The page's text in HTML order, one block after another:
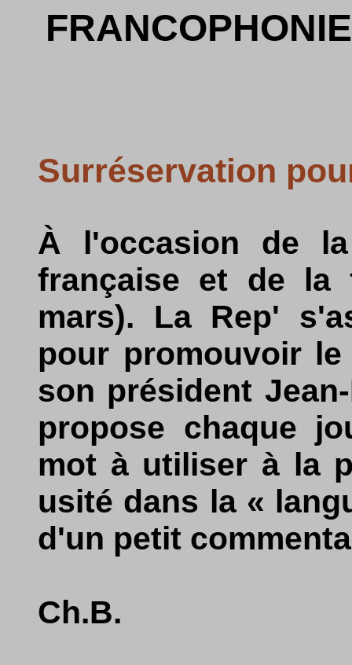
Surréservation
À l'occasion de
française et de la
mars). La Rep'
pour promouvoir
son président
propose chaque
mot à utiliser à la
usité dans la «
d'un petit
Ch.B.